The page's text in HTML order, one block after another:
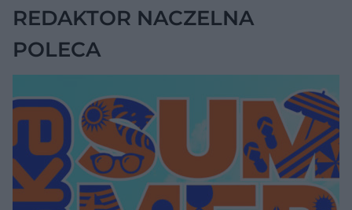
REDAKTOR NACZELNA
POLECA